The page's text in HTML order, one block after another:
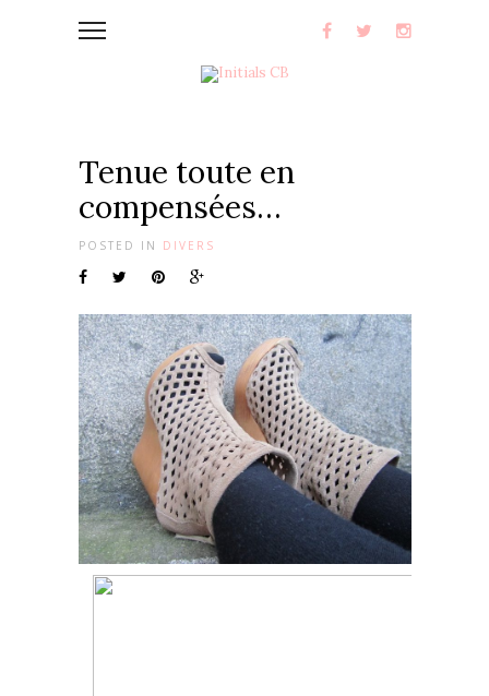
Tenue toute en
compensées…
POSTED IN DIVERS